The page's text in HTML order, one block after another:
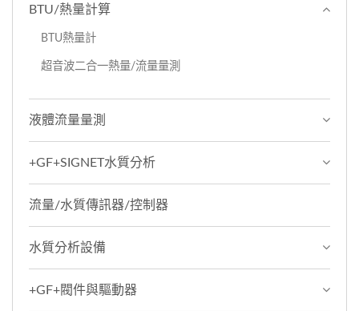
BTU/熱量計算
BTU熱量計
超音波二合一熱量/流量量測
液體流量量測
+GF+SIGNET水質分析
流量/水質傳訊器/控制器
水質分析設備
+GF+閥件與驅動器